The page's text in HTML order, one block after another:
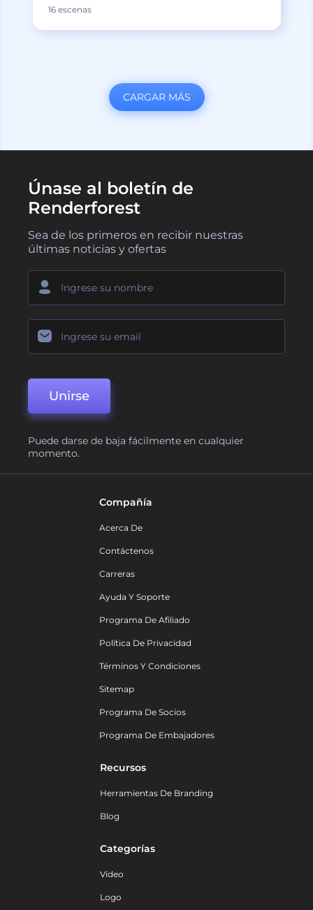
16 escenas
CARGAR MÁS
Únase al boletín de
Renderforest
Sea de los primeros en recibir nuestras
últimas noticias y ofertas
Unirse
Puede darse de baja fácilmente en cualquier
momento.
Compañía
Acerca De
Contáctenos
Carreras
Ayuda Y Soporte
Programa De Afiliado
Política De Privacidad
Términos Y Condiciones
Sitemap
Programa De Socios
Programa De Embajadores
Recursos
Herramientas De Branding
Blog
Categorías
Vídeo
Logo